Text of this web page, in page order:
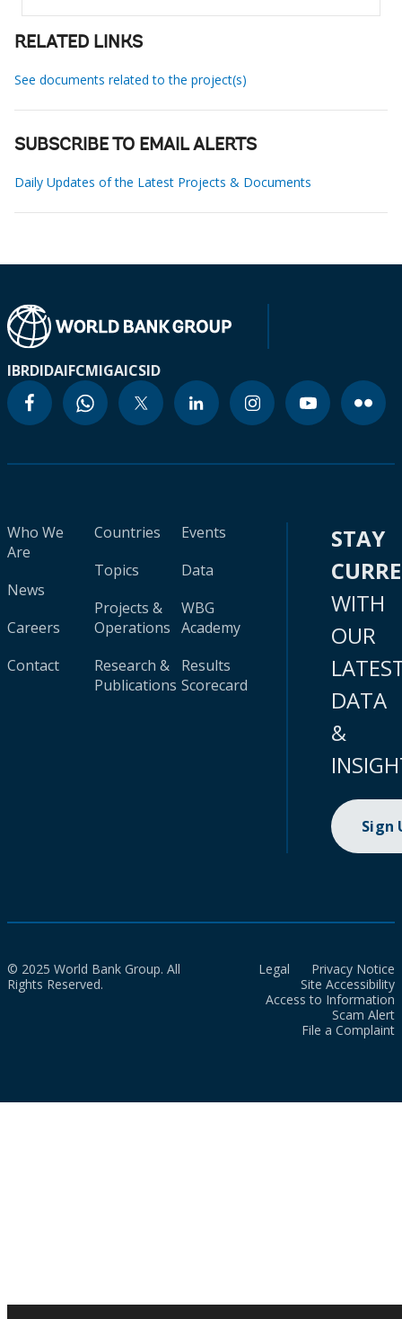
RELATED LINKS
See documents related to the project(s)
SUBSCRIBE TO EMAIL ALERTS
Daily Updates of the Latest Projects & Documents
IBRDIDAIFCMIGAICSID
Who We
Are
News
Careers
Contact
Countries
Topics
Projects &
Operations
Research &
Publications
Events
Data
WBG
Academy
Results
Scorecard
STAY
WITH
OUR
DATA
&
Sign
© 2025 World Bank Group. All
Rights Reserved.
Legal
Privacy Notice
Site Accessibility
Access to Information
Scam Alert
File a Complaint